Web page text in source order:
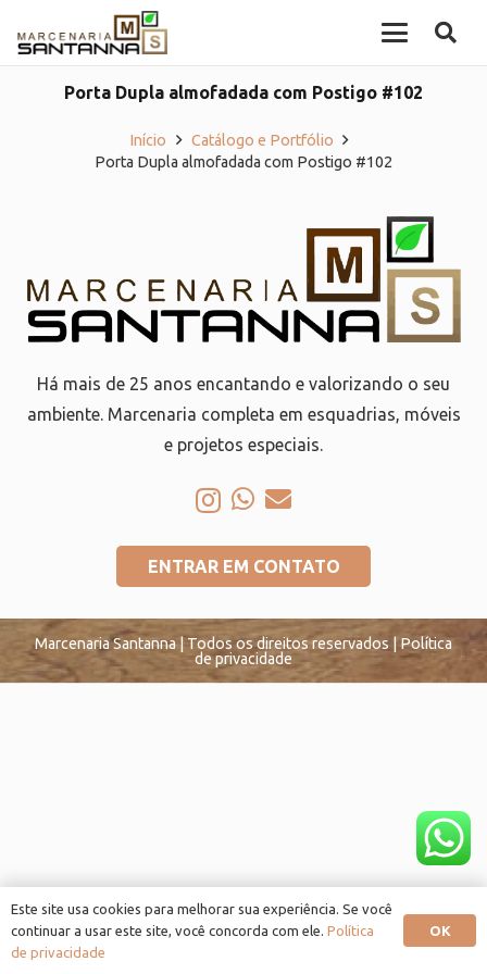
Porta Dupla almofadada com Postigo #102
Início
Catálogo e Portfólio
Porta Dupla almofadada com Postigo #102
Há mais de 25 anos encantando e valorizando o seu
ambiente. Marcenaria completa em esquadrias, móveis
e projetos especiais.
ENTRAR EM CONTATO
Marcenaria Santanna | Todos os direitos reservados | Política
de privacidade
Este site usa cookies para melhorar sua experiência. Se você
continuar a usar este site, você concorda com ele. Política
de privacidade
OK